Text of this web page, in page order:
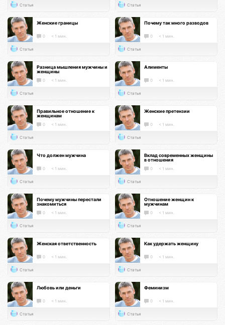
Статья Статья
Женские границы
0 < 1 мин.
Статья
Почему так много разводов
0 < 1 мин.
Статья
Разница мышления мужчины и
женщины
0 < 1 мин.
Статья
Алименты
0 < 1 мин.
Статья
Правильное отношение к
женщинам
0 < 1 мин.
Статья
Женские претензии
0 < 1 мин.
Статья
Что должен мужчина
0 < 1 мин.
Статья
Вклад современных женщины
в отношения
0 < 1 мин.
Статья
Почему мужчины перестали
знакомиться
0 < 1 мин.
Статья
Отношение женщин к
мужчинам
0 < 1 мин.
Статья
Женская ответственность
0 < 1 мин.
Статья
Как удержать женщину
0 < 1 мин.
Статья
Любовь или деньги
0 < 1 мин.
Статья
Феминизм
0 < 1 мин.
Статья